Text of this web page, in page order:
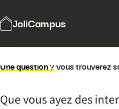
JoliCampus
Une question ?Vous trouverez
Que vous ayez des